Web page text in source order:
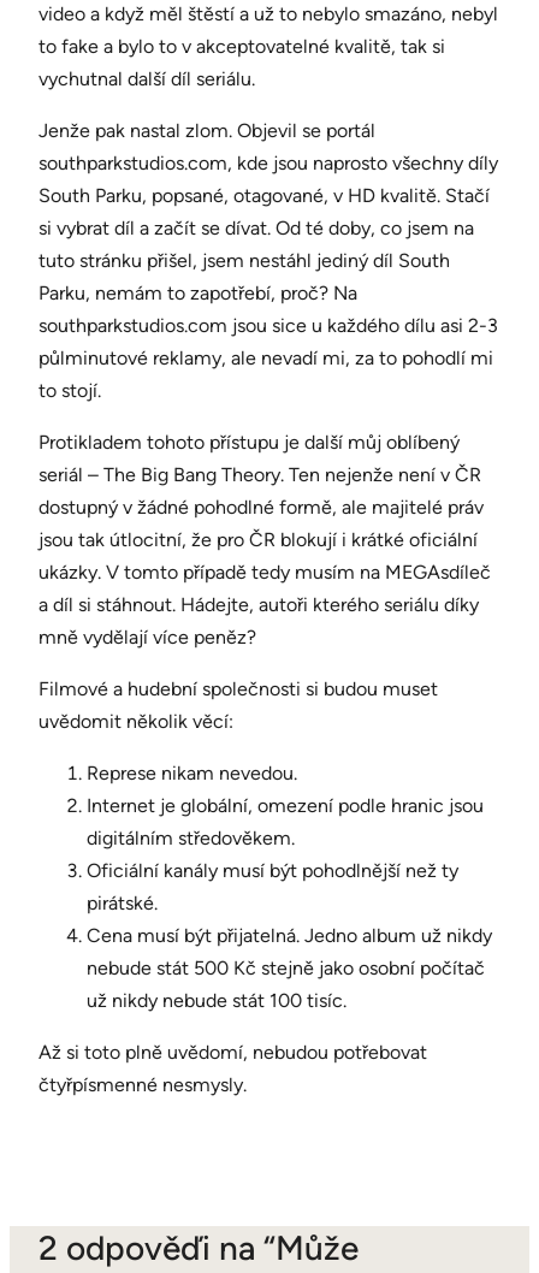
video a když měl štěstí a už to nebylo smazáno, nebyl
to fake a bylo to v akceptovatelné kvalitě, tak si
vychutnal další díl seriálu.
Jenže pak nastal zlom. Objevil se portál
southparkstudios.com, kde jsou naprosto všechny díly
South Parku, popsané, otagované, v HD kvalitě. Stačí
si vybrat díl a začít se dívat. Od té doby, co jsem na
tuto stránku přišel, jsem nestáhl jediný díl South
Parku, nemám to zapotřebí, proč? Na
southparkstudios.com jsou sice u každého dílu asi 2-3
půlminutové reklamy, ale nevadí mi, za to pohodlí mi
to stojí.
Protikladem tohoto přístupu je další můj oblíbený
seriál – The Big Bang Theory. Ten nejenže není v ČR
dostupný v žádné pohodlné formě, ale majitelé práv
jsou tak útlocitní, že pro ČR blokují i krátké oficiální
ukázky. V tomto případě tedy musím na MEGAsdíleč
a díl si stáhnout. Hádejte, autoři kterého seriálu díky
mně vydělají více peněz?
Filmové a hudební společnosti si budou muset
uvědomit několik věcí:
Represe nikam nevedou.
Internet je globální, omezení podle hranic jsou
digitálním středověkem.
Oficiální kanály musí být pohodlnější než ty
pirátské.
Cena musí být přijatelná. Jedno album už nikdy
nebude stát 500 Kč stejně jako osobní počítač
už nikdy nebude stát 100 tisíc.
Až si toto plně uvědomí, nebudou potřebovat
čtyřpísmenné nesmysly.
2 odpověďi na “Může